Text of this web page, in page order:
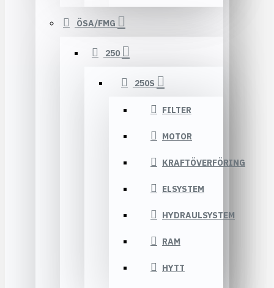
ÖSA/FMG
250
250S
FILTER
MOTOR
KRAFTÖVERFÖRING
ELSYSTEM
HYDRAULSYSTEM
RAM
HYTT